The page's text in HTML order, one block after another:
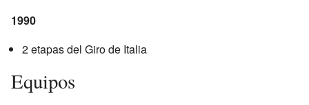
1990
2 etapas del Giro de Italia
Equipos